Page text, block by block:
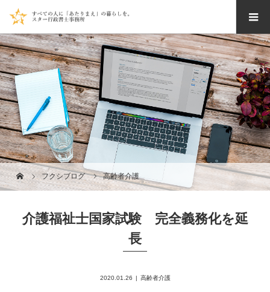
フクシブログ 高齢者介護
介護福祉士国家試験 完全義務化を延
長
2020.01.26 高齢者介護